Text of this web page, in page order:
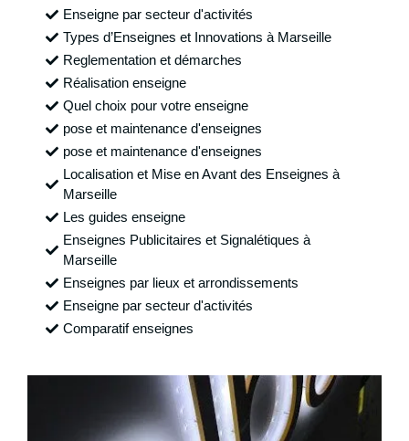
Enseigne par secteur d'activités
Types d’Enseignes et Innovations à Marseille
Reglementation et démarches
Réalisation enseigne
Quel choix pour votre enseigne
pose et maintenance d'enseignes
pose et maintenance d'enseignes
Localisation et Mise en Avant des Enseignes à
Marseille
Les guides enseigne
Enseignes Publicitaires et Signalétiques à
Marseille
Enseignes par lieux et arrondissements
Enseigne par secteur d'activités
Comparatif enseignes